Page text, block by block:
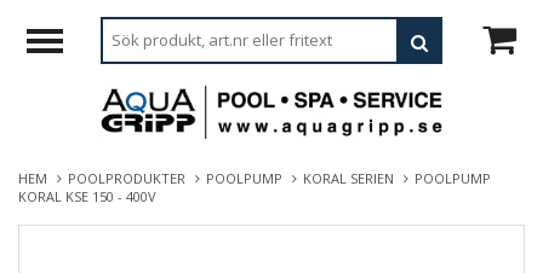
HEM POOLPRODUKTER POOLPUMP KORAL SERIEN
POOLPUMP
KORAL KSE 150 - 400V